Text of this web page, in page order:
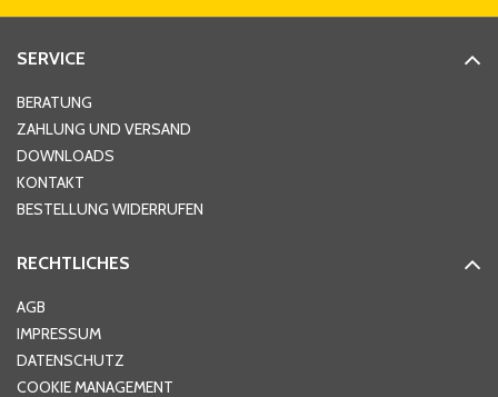
Hausnummer
Ort*
Telefon
SERVICE
BERATUNG
ZAHLUNG UND VERSAND
DOWNLOADS
KONTAKT
BESTELLUNG WIDERRUFEN
RECHTLICHES
AGB
IMPRESSUM
DATENSCHUTZ
COOKIE MANAGEMENT